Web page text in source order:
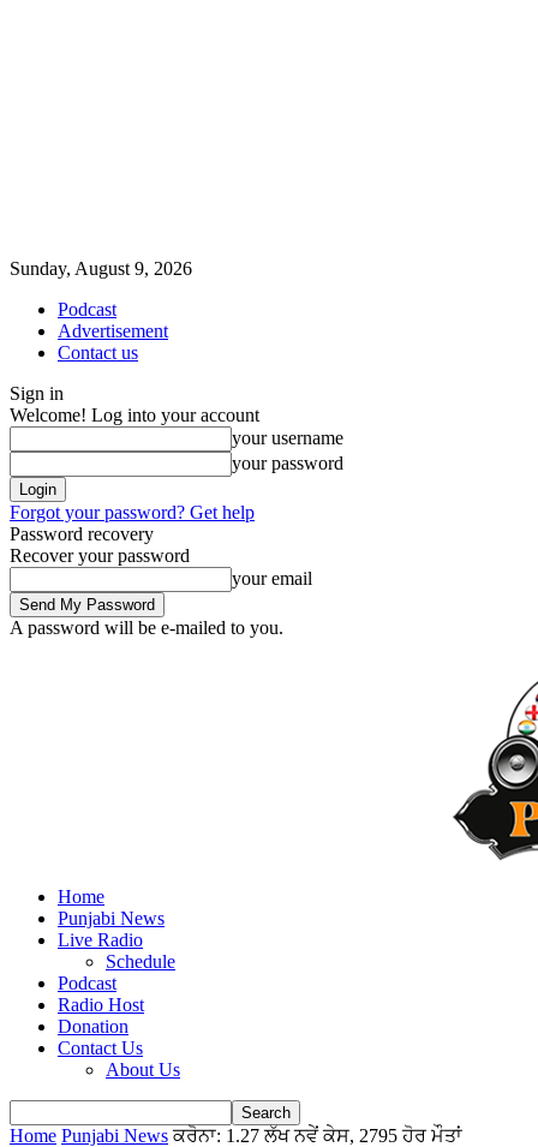
Sunday, August 9, 2026
Podcast
Advertisement
Contact us
Sign in
Welcome! Log into your account
your username
your password
Forgot your password? Get help
Password recovery
Recover your password
your email
A password will be e-mailed to you.
Home
Punjabi News
Live Radio
Schedule
Podcast
Radio Host
Donation
Contact Us
About Us
Home Punjabi News ਕਰੋਨਾ: 1.27 ਲੱਖ ਨਵੇਂ ਕੇਸ, 2795 ਹੋਰ ਮੌਤਾਂ